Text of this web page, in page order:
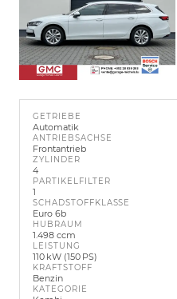
GETRIEBE
Automatik
ANTRIEBSACHSE
Frontantrieb
ZYLINDER
4
PARTIKELFILTER
1
SCHADSTOFFKLASSE
Euro 6b
HUBRAUM
1.498 ccm
LEISTUNG
110 kW (150 PS)
KRAFTSTOFF
Benzin
KATEGORIE